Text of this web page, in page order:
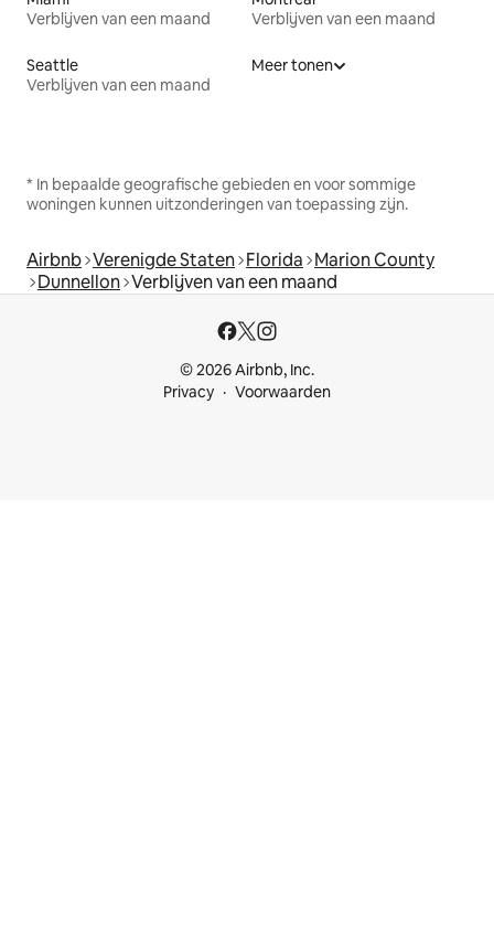
Verblijven van een maand
Verblijven van een maand
Seattle
Verblijven van een maand
Meer tonen
* In bepaalde geografische gebieden en voor sommige
woningen kunnen uitzonderingen van toepassing zijn.
Airbnb Verenigde Staten Florida Marion County
Dunnellon Verblijven van een maand
© 2026 Airbnb, Inc.
Privacy
Voorwaarden